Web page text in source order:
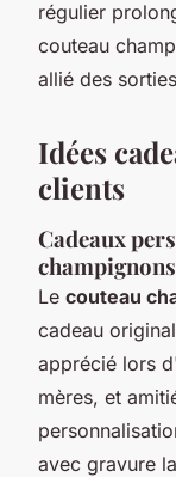
régulier
couteau
allié des
Idées
clients
Cadeaux
champignons
Le couteau
cadeau
apprécié lors
mères, et
avec gravure